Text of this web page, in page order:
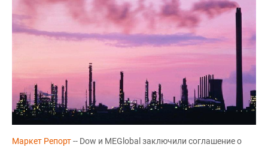
Маркет Репорт-- Dow и MEGlobal заключили соглашение о